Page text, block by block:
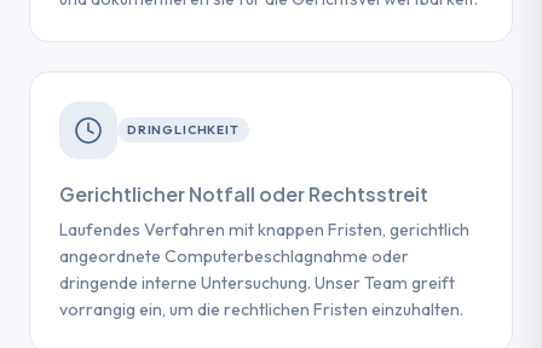
DRINGLICHKEIT
Gerichtlicher Notfall oder Rechtsstreit
Laufendes Verfahren mit knappen Fristen, gerichtlich
angeordnete Computerbeschlagnahme oder
dringende interne Untersuchung. Unser Team greift
vorrangig ein, um die rechtlichen Fristen einzuhalten.